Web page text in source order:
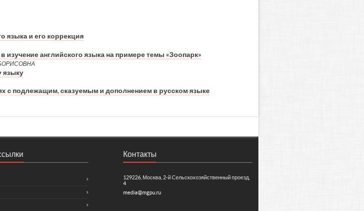
языка и его коррекция
английского языка на примере темы «Зоопарк»
языку
с подлежащим, сказуемым и дополнением в русском языке
Контакты
129226, Москва, 2-й Сельскохозяйственный проезд,
4
media@mgpu.ru